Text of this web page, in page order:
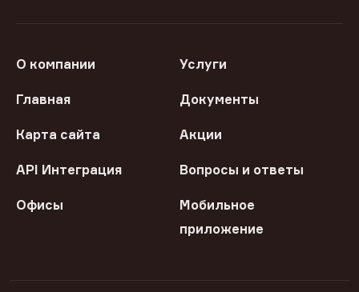
О компании Услуги
Главная Документы
Карта сайта Акции
API Интеграция Вопросы и ответы
Офисы
Мобильное
приложение